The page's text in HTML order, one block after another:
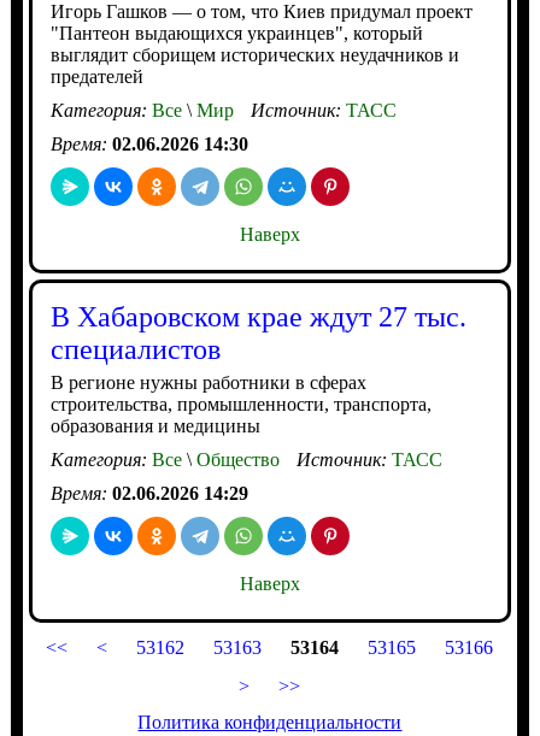
Игорь Гашков — о том, что Киев придумал проект
"Пантеон выдающихся украинцев", который
выглядит сборищем исторических неудачников и
предателей
Категория: Все\Мир Источник: ТАСС
Время: 02.06.2026 14:30
Наверх
В Хабаровском крае ждут 27 тыс.
специалистов
В регионе нужны работники в сферах
строительства, промышленности, транспорта,
образования и медицины
Категория: Все\Общество Источник: ТАСС
Время: 02.06.2026 14:29
Наверх
<< < 53162 53163 53164 53165
53166
>
>>
Политика конфиденциальности